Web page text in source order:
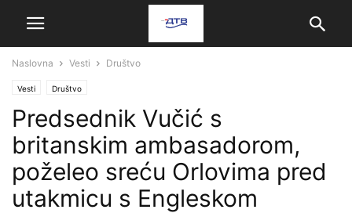
Naslovna Vesti Društvo
Vesti Društvo
Predsednik Vučić s
britanskim ambasadorom,
poželeo sreću Orlovima pred
utakmicu s Engleskom